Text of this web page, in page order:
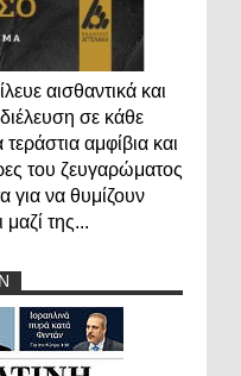
αισθαντικά και
σε κάθε
αμφίβια και
του ζευγαρώματος
για να θυμίζουν
μαζί της...